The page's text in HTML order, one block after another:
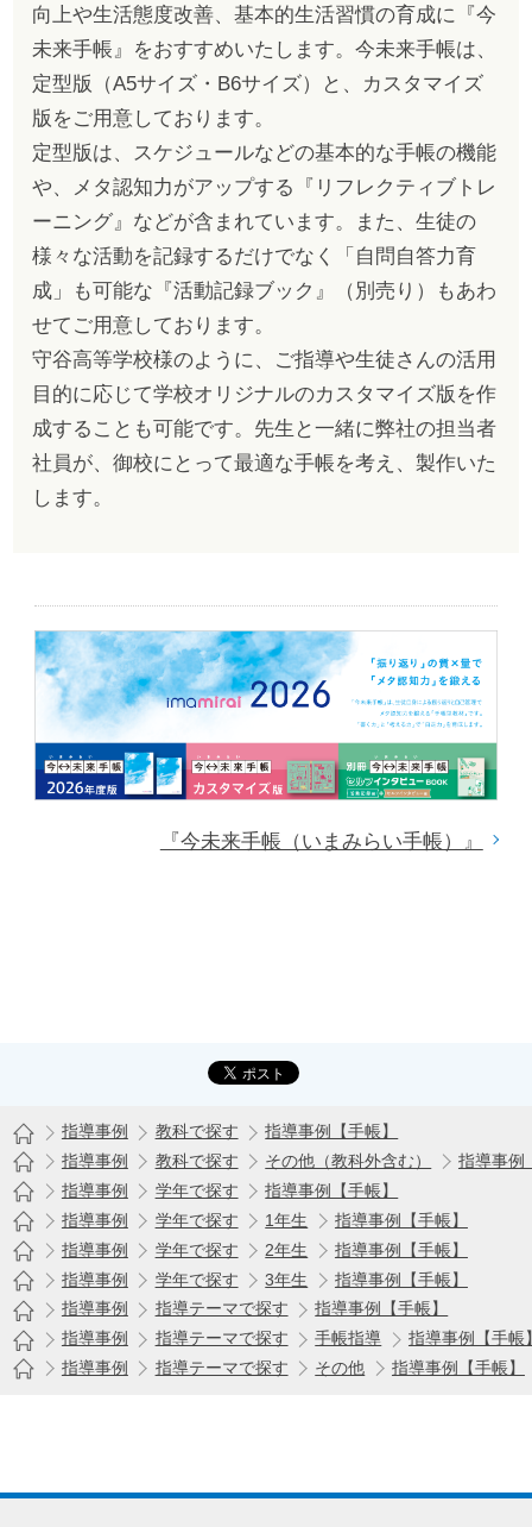
向上や生活態度改善、基本的生活習慣の育成に『今
未来手帳』をおすすめいたします。今未来手帳は、
定型版（A5サイズ・B6サイズ）と、カスタマイズ
版をご用意しております。
定型版は、スケジュールなどの基本的な手帳の機能
や、メタ認知力がアップする『リフレクティブトレ
ーニング』などが含まれています。また、生徒の
様々な活動を記録するだけでなく「自問自答力育
成」も可能な『活動記録ブック』（別売り）もあわ
せてご用意しております。
守谷高等学校様のように、ご指導や生徒さんの活用
目的に応じて学校オリジナルのカスタマイズ版を作
成することも可能です。先生と一緒に弊社の担当者
社員が、御校にとって最適な手帳を考え、製作いた
します。
『今未来手帳（いまみらい手帳）』
指導事例 教科で探す
指導事例【手帳】
指導事例
教科で探す その他（教科外含む）
指導事例
指導事例
学年で探す
指導事例【手帳】
指導事例
学年で探す 1年生
指導事例【手帳】
指導事例
学年で探す 2年生
指導事例【手帳】
指導事例
学年で探す 3年生
指導事例【手帳】
指導事例
指導テーマで探す
指導事例【手帳】
指導事例
指導テーマで探す 手帳指導
指導事例【手帳
指導事例
指導テーマで探す その他 指導事例【手帳】